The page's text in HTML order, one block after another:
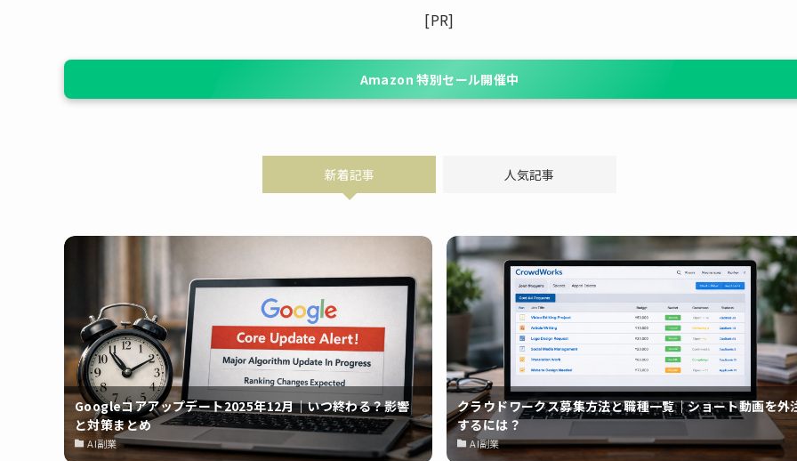
[PR]
Amazon 特別セール開催中
新着記事 人気記事
Googleコアアップデート2025年12月｜いつ終わる？影響
と対策まとめ
AI副業
クラウドワークス募集方法と職種一覧｜ショート動画を外
するには？
AI副業